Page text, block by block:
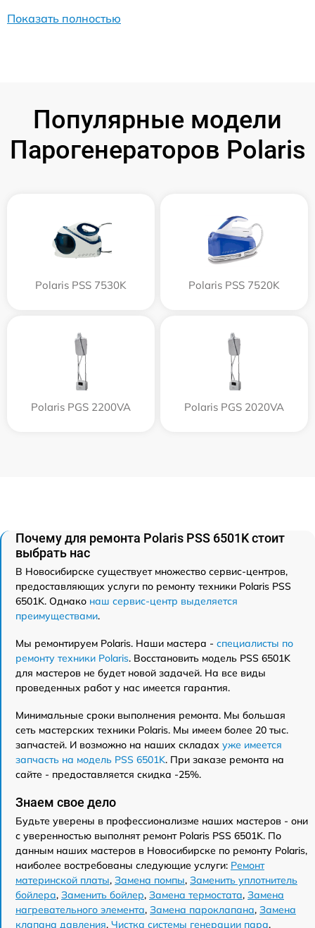
Показать полностью
Популярные модели
Парогенераторов Polaris
Polaris PSS 7530K Polaris PSS 7520K
Polaris PGS 2200VA Polaris PGS 2020VA
Почему для ремонта Polaris PSS 6501K стоит
выбрать нас
В Новосибирске существует множество сервис-центров,
предоставляющих услуги по ремонту техники Polaris PSS
6501K. Однако наш сервис-центр выделяется
преимуществами.
Мы ремонтируем Polaris. Наши мастера - специалисты по
ремонту техники Polaris. Восстановить модель PSS 6501K
для мастеров не будет новой задачей. На все виды
проведенных работ у нас имеется гарантия.
Минимальные сроки выполнения ремонта. Мы большая
сеть мастерских техники Polaris. Мы имеем более 20 тыс.
запчастей. И возможно на наших складах уже имеется
запчасть на модель PSS 6501K. При заказе ремонта на
сайте - предоставляется скидка -25%.
Знаем свое дело
Будьте уверены в профессионализме наших мастеров - они
с уверенностью выполнят ремонт Polaris PSS 6501K. По
данным наших мастеров в Новосибирске по ремонту Polaris,
наиболее востребованы следующие услуги: Ремонт
материнской платы, Замена помпы, Заменить уплотнитель
бойлера, Заменить бойлер, Замена термостата, Замена
нагревательного элемента, Замена пароклапана, Замена
клапана давления, Чистка системы генерации пара,